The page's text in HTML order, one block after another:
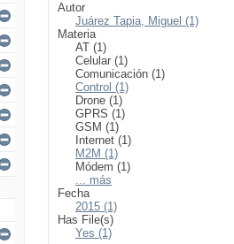
Autor
Juárez Tapia, Miguel (1)
Materia
AT (1)
Celular (1)
Comunicación (1)
Control (1)
Drone (1)
GPRS (1)
GSM (1)
Internet (1)
M2M (1)
Módem (1)
... más
Fecha
2015 (1)
Has File(s)
Yes (1)